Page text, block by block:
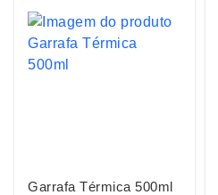
Garrafa Térmica 500ml